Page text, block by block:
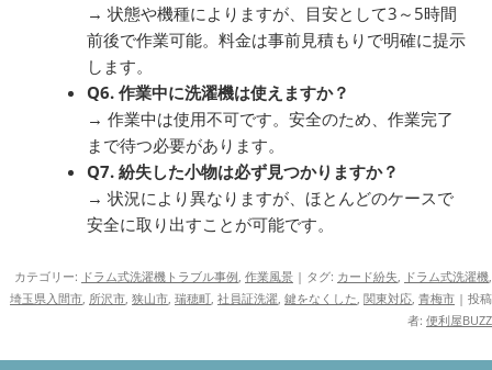
→ 状態や機種によりますが、目安として3～5時間
前後で作業可能。料金は事前見積もりで明確に提示
します。
Q6. 作業中に洗濯機は使えますか？
→ 作業中は使用不可です。安全のため、作業完了
まで待つ必要があります。
Q7. 紛失した小物は必ず見つかりますか？
→ 状況により異なりますが、ほとんどのケースで
安全に取り出すことが可能です。
カテゴリー: ドラム式洗濯機トラブル事例 作業風景 | タグ: カード紛失 ドラム式洗濯機
埼玉県入間市 所沢市 狭山市 瑞穂町 社員証洗濯 鍵をなくした 関東対応 青梅市 | 投稿
者: 便利屋BUZZ